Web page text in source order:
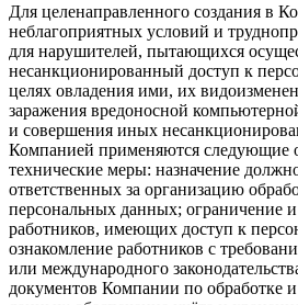
Для целенаправленного создания в
неблагоприятных условий и
для нарушителей, пытающихся
несанкционированный доступ к
целях овладения ими, их
заражения вредоносной
и совершения иных
Компанией применяются следующие
технические меры: назначение
ответственных за организацию
персональных данных; ограничение и
работников, имеющих доступ к
ознакомление работников с
или международного
документов Компании по обработке